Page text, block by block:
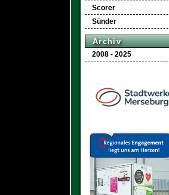
Scorer
Sünder
Archiv
2008 - 2025